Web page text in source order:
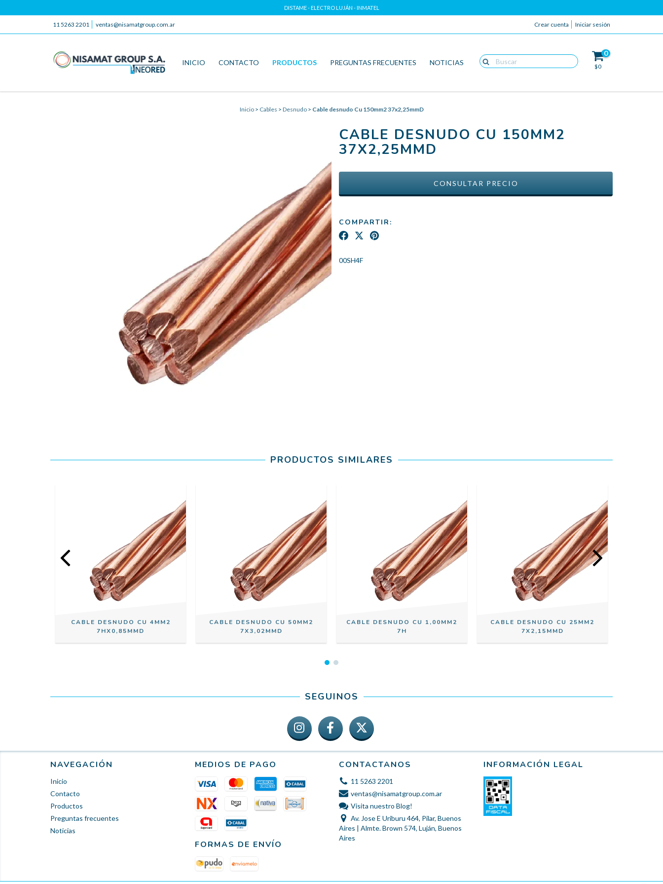
DISTAME - ELECTRO LUJÁN - INMATEL
11 5263 2201 ventas@nisamatgroup.com.ar Crear cuenta Iniciar sesión
INICIO CONTACTO PRODUCTOS PREGUNTAS FRECUENTES NOTICIAS
0
$0
Inicio > Cables > Desnudo > Cable desnudo Cu 150mm2 37x2,25mmD
CABLE DESNUDO CU 150MM2
37X2,25MMD
COMPARTIR:
00SH4F
PRODUCTOS SIMILARES
CABLE DESNUDO CU 4MM2
7HX0,85MMD
CABLE DESNUDO CU 50MM2
7X3,02MMD
CABLE DESNUDO CU 1,00MM2
7H
CABLE DESNUDO CU 25MM2
7X2,15MMD
SEGUINOS
NAVEGACIÓN
Inicio
Contacto
Productos
Preguntas frecuentes
Noticias
MEDIOS DE PAGO
FORMAS DE ENVÍO
CONTACTANOS
11 5263 2201
ventas@nisamatgroup.com.ar
Visita nuestro Blog!
Av. Jose E Uriburu 464, Pilar, Buenos
Aires | Almte. Brown 574, Luján, Buenos
Aires
INFORMACIÓN LEGAL